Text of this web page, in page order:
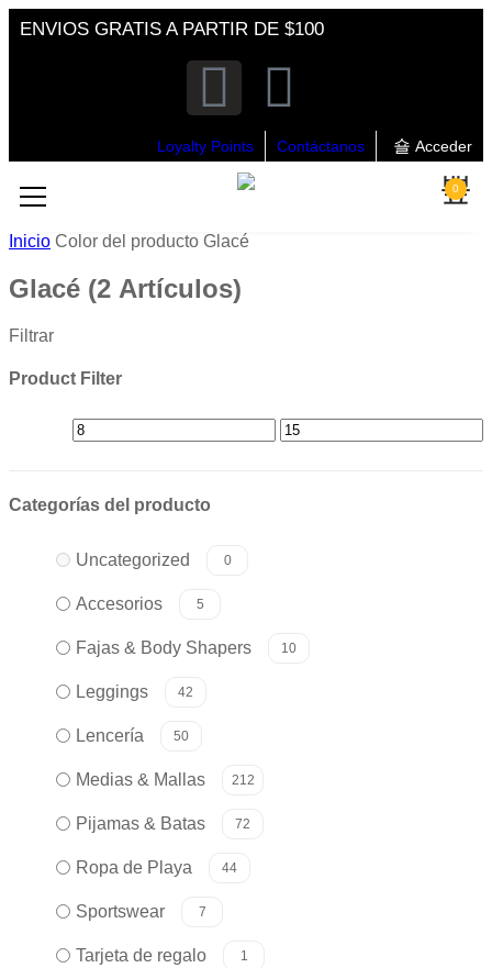
ENVIOS GRATIS A PARTIR DE $100
Loyalty Points Contáctanos Acceder
0
Inicio Color del producto Glacé
Glacé (2 Artículos)
Filtrar
Product Filter
Categorías del producto
Uncategorized 0
Accesorios 5
Fajas & Body Shapers 10
Leggings 42
Lencería 50
Medias & Mallas 212
Pijamas & Batas 72
Ropa de Playa 44
Sportswear 7
Tarjeta de regalo 1